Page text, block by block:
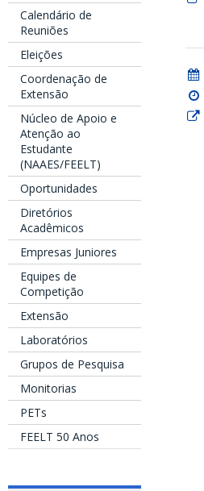
Calendário de
Reuniões
Eleições
Coordenação de
Extensão
Núcleo de Apoio e
Atenção ao
Estudante
(NAAES/FEELT)
Oportunidades
Diretórios
Acadêmicos
Empresas Juniores
Equipes de
Competição
Extensão
Laboratórios
Grupos de Pesquisa
Monitorias
PETs
FEELT 50 Anos